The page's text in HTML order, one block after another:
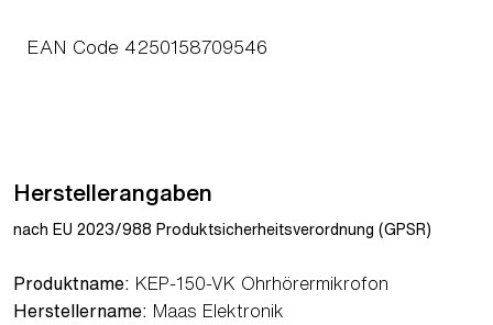
EAN Code 4250158709546
Herstellerangaben
nach EU 2023/988 Produktsicherheitsverordnung (GPSR)
Produktname: KEP-150-VK Ohrhörermikrofon
Herstellername: Maas Elektronik